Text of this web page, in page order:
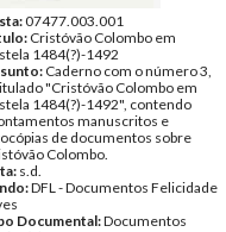
07477.003.001
Cristóvão Colombo em
1484(?)-1492
Caderno com o número 3,
"Cristóvão Colombo em
1484(?)-1492", contendo
manuscritos e
de documentos sobre
Colombo.
s.d.
DFL - Documentos Felicidade
Documental:Documentos